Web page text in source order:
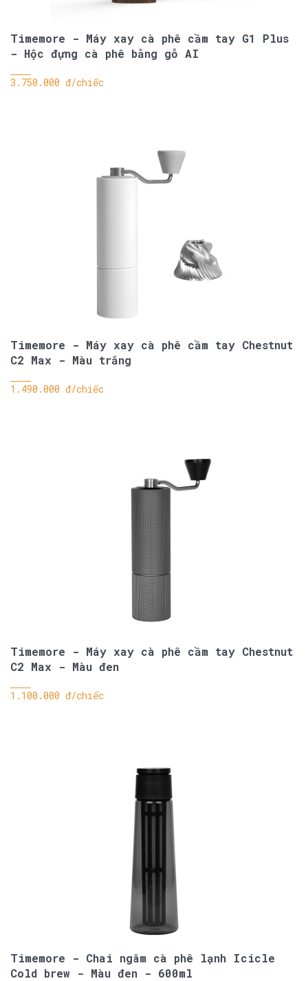
Timemore - Máy xay cà phê cầm tay G1 Plus
- Hộc đựng cà phê bằng gỗ AI
3.750.000 đ/chiếc
Timemore - Máy xay cà phê cầm tay Chestnut
C2 Max - Màu trắng
1.490.000 đ/chiếc
Timemore - Máy xay cà phê cầm tay Chestnut
C2 Max - Màu đen
1.100.000 đ/chiếc
Timemore - Chai ngâm cà phê lạnh Icicle
Cold brew - Màu đen - 600ml